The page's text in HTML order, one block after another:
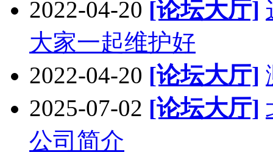
2022-04-20 [论坛大厅]
大家一起维护好
2022-04-20 [论坛大厅]
2025-07-02 [论坛大厅]
公司简介